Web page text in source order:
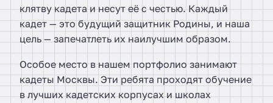
клятву кадета и несут её с честью. Каждый
кадет — это будущий защитник Родины, и наша
цель — запечатлеть их наилучшим образом.
Особое место в нашем портфолио занимают
кадеты Москвы. Эти ребята проходят обучение
в лучших кадетских корпусах и школах